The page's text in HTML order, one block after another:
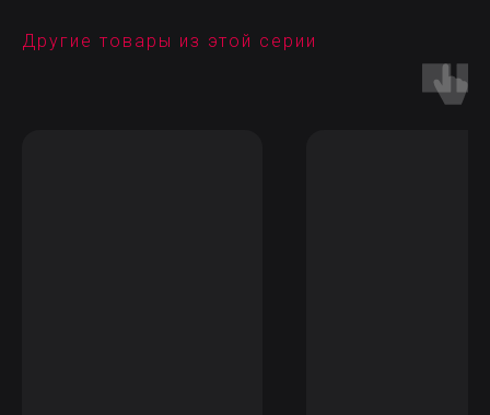
Другие товары из этой серии